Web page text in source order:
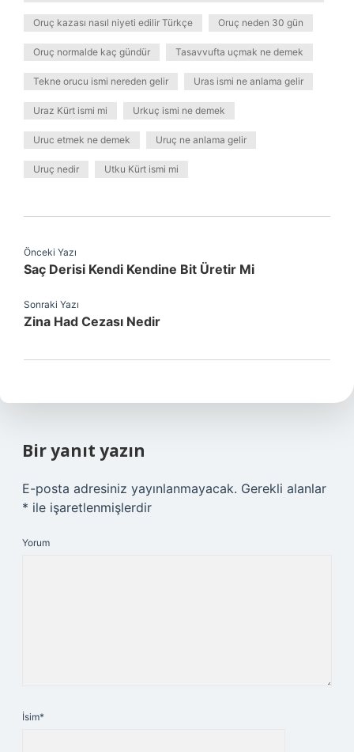
Oruç kazası nasıl niyeti edilir Türkçe Oruç neden 30 gün
Oruç normalde kaç gündür Tasavvufta uçmak ne demek
Tekne orucu ismi nereden gelir Uras ismi ne anlama gelir
Uraz Kürt ismi mi Urkuç ismi ne demek
Uruc etmek ne demek Uruç ne anlama gelir
Uruç nedir Utku Kürt ismi mi
Önceki Yazı
Saç Derisi Kendi Kendine Bit Üretir Mi
Sonraki Yazı
Zina Had Cezası Nedir
Bir yanıt yazın
E-posta adresiniz yayınlanmayacak. Gerekli alanlar
* ile işaretlenmişlerdir
Yorum
İsim*